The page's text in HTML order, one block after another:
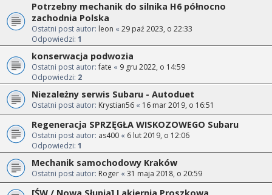
Potrzebny mechanik do silnika H6 północno
zachodnia Polska
Ostatni post autor: leon « 29 paź 2023, o 22:33
Odpowiedzi: 1
konserwacja podwozia
Ostatni post autor:fate « 9 gru 2022, o 14:59
Odpowiedzi: 2
Niezależny serwis Subaru - Autoduet
Ostatni post autor: Krystian56 « 16 mar 2019, o 16:51
Regeneracja SPRZĘGŁA WISKOZOWEGO Subaru
Ostatni post autor: as400 « 6 lut 2019, o 12:06
Odpowiedzi: 1
Mechanik samochodowy Kraków
Ostatni post autor: Roger « 31 maja 2018, o 20:59